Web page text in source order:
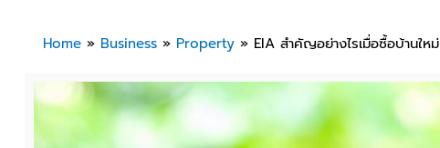
Home» Business» Property» EIA สำคัญอย่างไรเมื่อซื้อบ้านใหม่